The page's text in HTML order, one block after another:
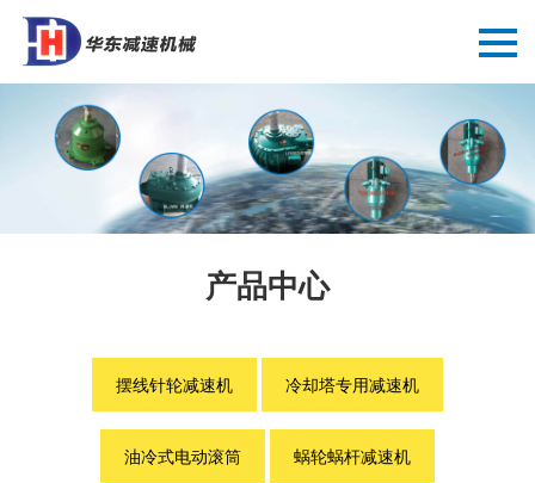
产品中心
摆线针轮减速机 冷却塔专用减速机
油冷式电动滚筒 蜗轮蜗杆减速机